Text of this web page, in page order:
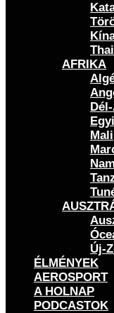
AFRIKA
Mali
Új-
ÉLMÉNYEK
AEROSPORT
A HOLNAP
PODCASTOK